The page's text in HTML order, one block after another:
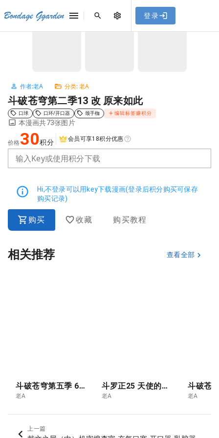
，使用遇到
问题请联系客服。
Bondage Ggarden 登录
首页 / 老A / 斗破苍穹第二季13 改 原来如此
作者:老A 分类: 老A
斗破苍穹第二季13 改 原来如此
口球 口环/开口器 颈手枷 编辑标签赚积分
本漫画共73张图片
价格 30积分 会员可享18积分优惠
输入Key或使用积分下载
Hi,不登录可以用key下载漫画(登录后积分购买可保存
购买记录)
购买 收藏 购买教程
相关推荐 查看全部
斗破苍穹第五季 6.青莲独尊 云韵的终极突破- 斗尊
老A
斗罗正25 天使的暗面
老A 老A
上一篇